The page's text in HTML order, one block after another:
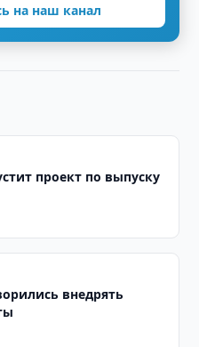
на наш канал
проект по выпуску
внедрять